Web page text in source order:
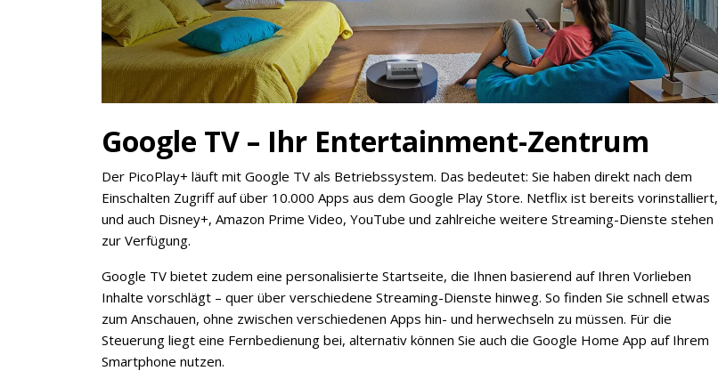
Google TV – Ihr Entertainment-Zentrum
Der PicoPlay+ läuft mit Google TV als Betriebssystem. Das bedeutet: Sie haben direkt nach dem
Einschalten Zugriff auf über 10.000 Apps aus dem Google Play Store. Netflix ist bereits vorinstalliert,
und auch Disney+, Amazon Prime Video, YouTube und zahlreiche weitere Streaming-Dienste stehen
zur Verfügung.
Google TV bietet zudem eine personalisierte Startseite, die Ihnen basierend auf Ihren Vorlieben
Inhalte vorschlägt – quer über verschiedene Streaming-Dienste hinweg. So finden Sie schnell etwas
zum Anschauen, ohne zwischen verschiedenen Apps hin- und herwechseln zu müssen. Für die
Steuerung liegt eine Fernbedienung bei, alternativ können Sie auch die Google Home App auf Ihrem
Smartphone nutzen.